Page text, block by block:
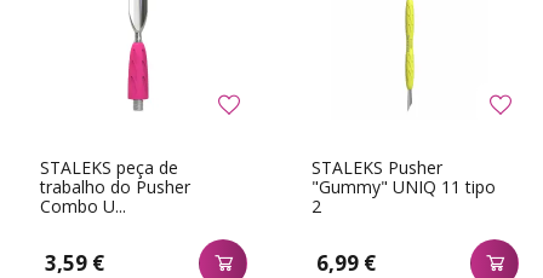
STALEKS peça de
trabalho do Pusher
Combo U...
3,59 €
STALEKS Pusher
"Gummy" UNIQ 11 tipo
2
6,99 €